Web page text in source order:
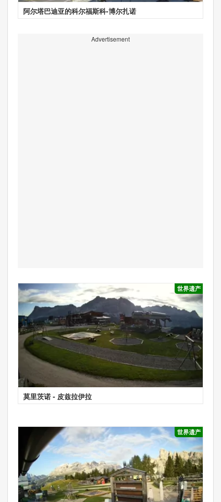
阿尔塔巴迪亚的科尔福斯科-博尔扎诺
Advertisement
世界遗产
莫里茨诺 - 皮兹拉伊拉
世界遗产